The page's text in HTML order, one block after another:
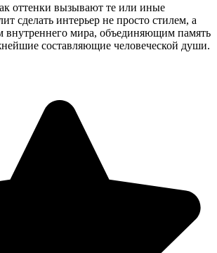
оттенки вызывают те или иные
сделать интерьер не просто стилем, а
мира, объединяющим память
составляющие человеческой души.